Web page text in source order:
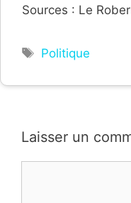
Sources : Le
Étiquettes
Politique
Laisser un